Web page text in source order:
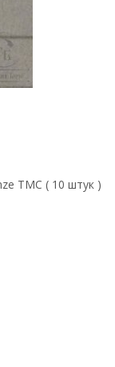
TMC ( 10 штук )